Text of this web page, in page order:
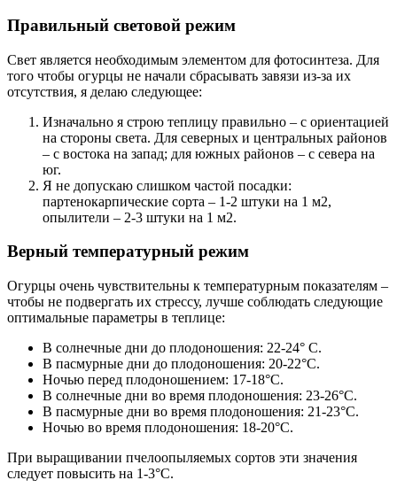
Правильный световой режим
Свет является необходимым элементом для фотосинтеза. Для
того чтобы огурцы не начали сбрасывать завязи из-за их
отсутствия, я делаю следующее:
Изначально я строю теплицу правильно – с ориентацией
на стороны света. Для северных и центральных районов
– с востока на запад; для южных районов – с севера на
юг.
Я не допускаю слишком частой посадки:
партенокарпические сорта – 1-2 штуки на 1 м2,
опылители – 2-3 штуки на 1 м2.
Верный температурный режим
Огурцы очень чувствительны к температурным показателям –
чтобы не подвергать их стрессу, лучше соблюдать следующие
оптимальные параметры в теплице:
В солнечные дни до плодоношения: 22-24° C.
В пасмурные дни до плодоношения: 20-22°C.
Ночью перед плодоношением: 17-18°C.
В солнечные дни во время плодоношения: 23-26°C.
В пасмурные дни во время плодоношения: 21-23°C.
Ночью во время плодоношения: 18-20°C.
При выращивании пчелоопыляемых сортов эти значения
следует повысить на 1-3°C.